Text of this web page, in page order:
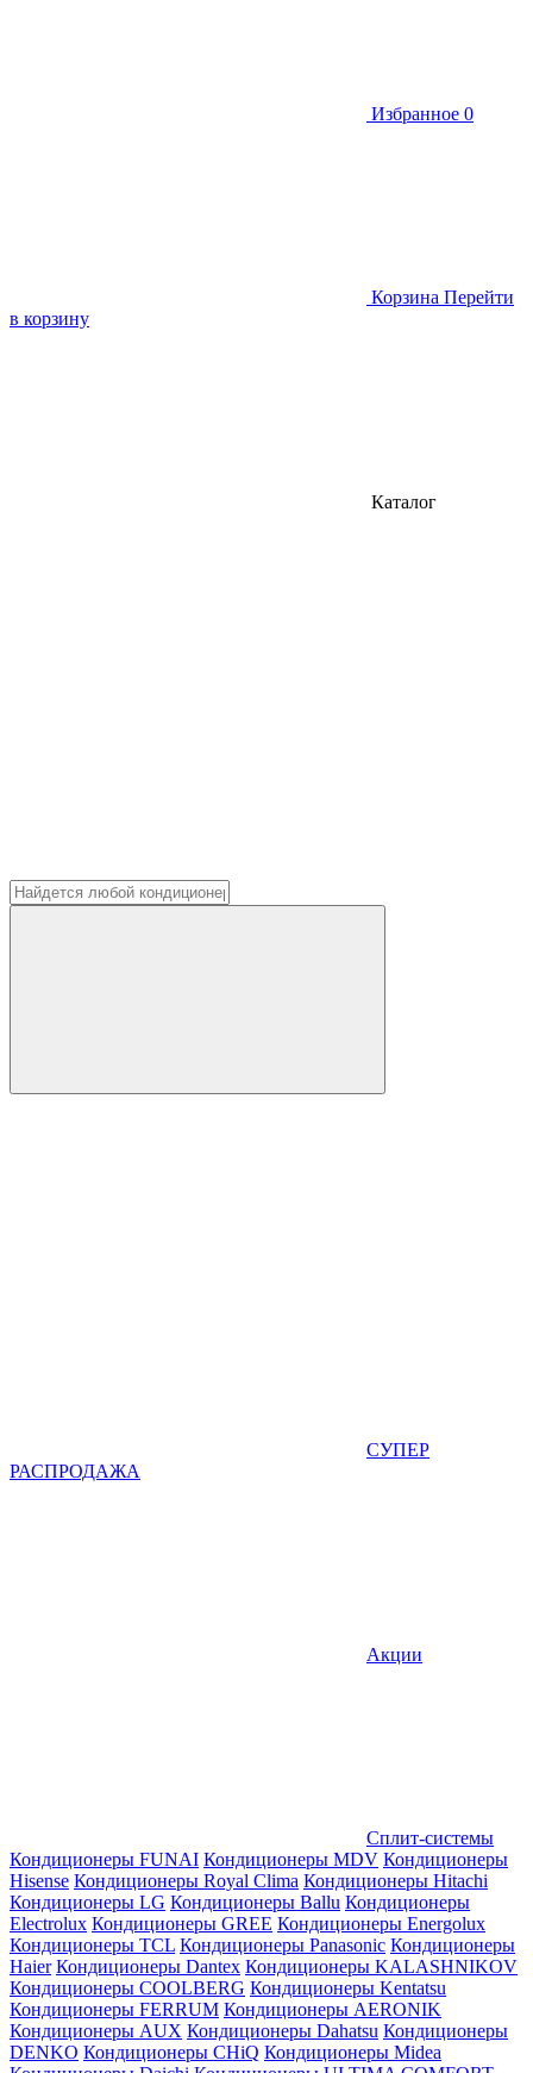
Избранное 0
Корзина Перейти
в корзину
Каталог
СУПЕР
РАСПРОДАЖА
Акции
Сплит-системы
Кондиционеры FUNAI Кондиционеры MDV Кондиционеры
Hisense Кондиционеры Royal Clima Кондиционеры Hitachi
Кондиционеры LG Кондиционеры Ballu Кондиционеры
Electrolux Кондиционеры GREE Кондиционеры Energolux
Кондиционеры TCL Кондиционеры Panasonic Кондиционеры
Haier Кондиционеры Dantex Кондиционеры KALASHNIKOV
Кондиционеры СOOLBERG Кондиционеры Kentatsu
Кондиционеры FERRUM Кондиционеры AERONIK
Кондиционеры AUX Кондиционеры Dahatsu Кондиционеры
DENKO Кондиционеры CHiQ Кондиционеры Midea